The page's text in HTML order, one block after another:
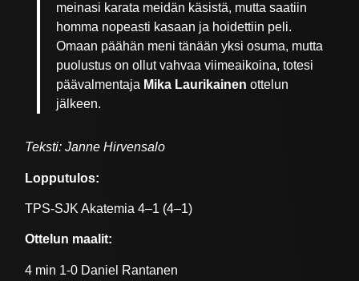
meinasi karata meidän käsistä, mutta saatiin
homma nopeasti kasaan ja hoidettiin peli.
Omaan päähän meni tänään yksi osuma, mutta
puolustus on ollut vahvaa viimeaikoina, totesi
päävalmentaja Mika Laurikainen ottelun
jälkeen.
Teksti: Janne Hirvensalo
Lopputulos:
TPS-SJK Akatemia 4–1 (4–1)
Ottelun maalit:
4 min 1-0 Daniel Rantanen